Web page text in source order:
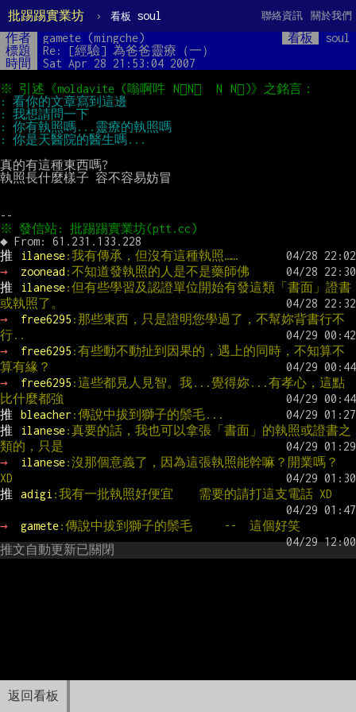
批踢踢實業坊 › 看板 soul 關於我們
聯絡資訊
返回看板
作者 gamete (mingche) 看板
soul
標題
Re: [經驗] 為爸爸靈療（一）
時間
Sat Apr 28 21:53:04 2007
真的有這種東西嗎?
執照長什麼樣子 容不容易妨冒
推
ilanese:我有傳承，但沒有這種執照……
→
zoonead :不知道發執照的人是不是藥師佛
推
ilanese:但有些學習及認證單位開始有發這類「書面」證書
或執照了。
→
free6295 :那些東西，只是證明您學過了，不幫妳背書行不
行..
→
free6295 :有些動不動扯到因果的，遇上的同時，不知算不
算有緣？
→
free6295 :這些都見人見智。我...覺得妳...有孝心，這點
比什麼都強
推
bleacher :傳說中拔到獅子的鬃毛...
推
ilanese:真要的話，我也可以拿張「書面」的執照或證書之
類的，只是
→
ilanese:沒那個意義了，因為這張執照能幹嘛？開業嗎？
XD
推
adigi :我有一批執照好便宜    需要的請打這支電話 XD
→ gamete:傳說中拔到獅子的鬃毛     --  這個好笑
推文自動更新已關閉